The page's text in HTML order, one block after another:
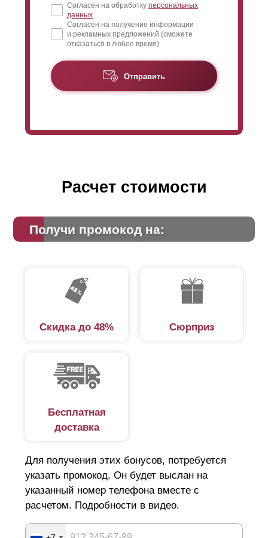
Согласен на обработку персональных
данных
Согласен на получение информации
и рекламных предложений (сможете
отказаться в любое время)
Отправить
Расчет стоимости
Получи промокод на:
Скидка до 48% Сюрприз
Бесплатная
доставка
Для получения этих бонусов, потребуется
указать промокод. Он будет выслан на
указанный номер телефона вместе с
расчетом. Подробности в видео.